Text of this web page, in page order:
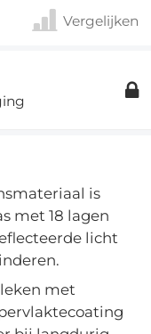
Vergelijken
is
met 18 lagen
licht
met